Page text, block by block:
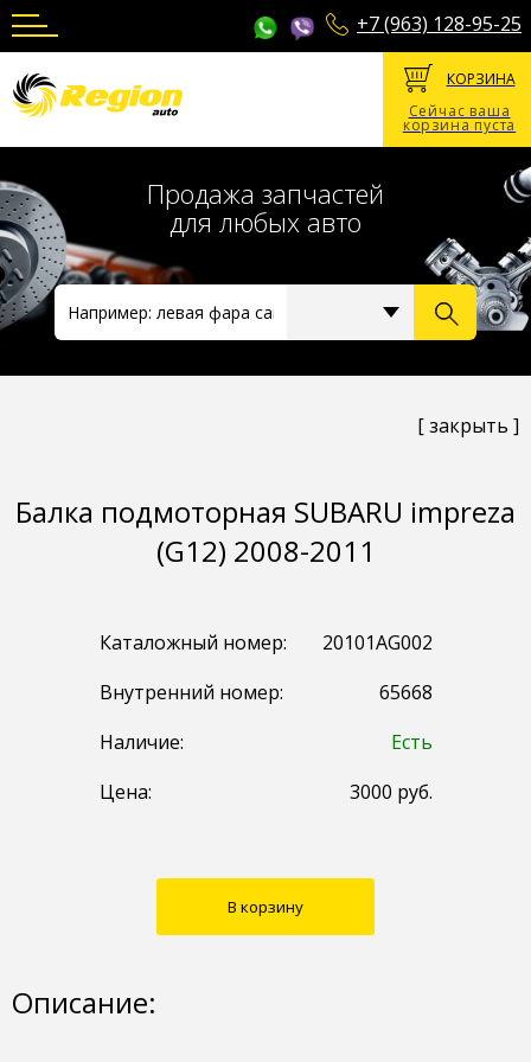
+7 (963) 128-95-25
КОРЗИНА
Сейчас ваша
корзина пуста
Продажа запчастей
для любых авто
[ закрыть ]
Балка подмоторная SUBARU impreza
(G12) 2008-2011
Каталожный номер:
20101AG002
Внутренний номер:
65668
Наличие:
Есть
Цена:
3000 руб.
В корзину
Описание: